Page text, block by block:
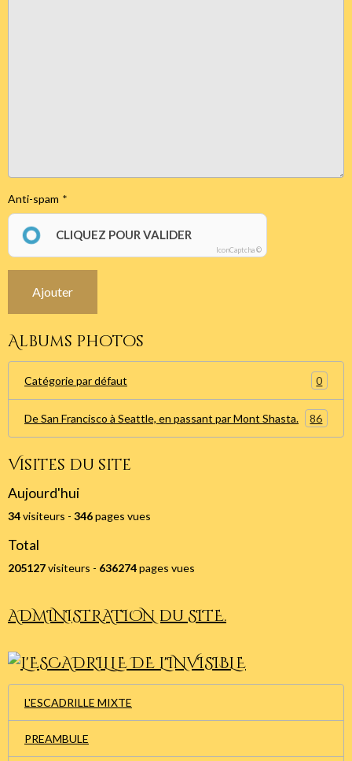
Anti-spam
CLIQUEZ POUR VALIDER
IconCaptcha ©
Ajouter
Albums photos
Catégorie par défaut 0
De San Francisco à Seattle, en passant par Mont Shasta. 86
Visites du site
Aujourd'hui
34visiteurs - 346pages vues
Total
205127visiteurs - 636274pages vues
ADMINISTRATION du SITE.
L'ESCADRILLE MIXTE
PREAMBULE